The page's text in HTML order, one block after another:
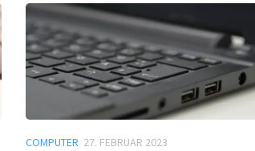
COMPUTER 27. FEBRUAR 2023